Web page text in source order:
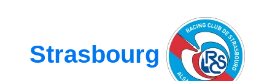
Strasbourg